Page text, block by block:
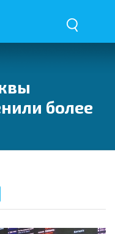
более